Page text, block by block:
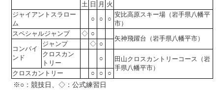
土 日 月 火
ジャイアントスラロー
ム
○ ○ ○
安比高原スキー場（岩手県八幡平
市）
スペシャルジャンプ
◇ ○
矢神飛躍台（岩手県八幡平市）
コンバイ
ンド
ジャンプ ◇ ○
クロスカン
トリー
○
田山クロスカントリーコース（岩
手県八幡平市）
クロスカントリー ○ ○
○
※○：競技日、◇：公式練習日